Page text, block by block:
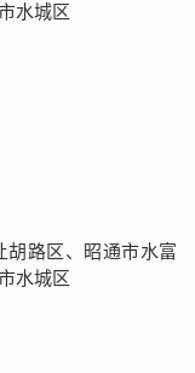
水城区
胡路区、昭通市水富
水城区